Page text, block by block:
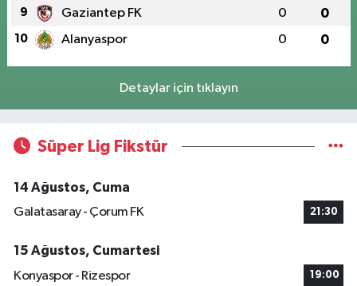
9 Gaziantep FK 0 0
10 Alanyaspor 0 0
Detaylar için tıklayın
Süper Lig Fikstür
14 Ağustos, Cuma
Galatasaray - Çorum FK
21:30
15 Ağustos, Cumartesi
Konyaspor - Rizespor
19:00